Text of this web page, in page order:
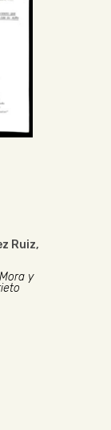
Ruiz,
y